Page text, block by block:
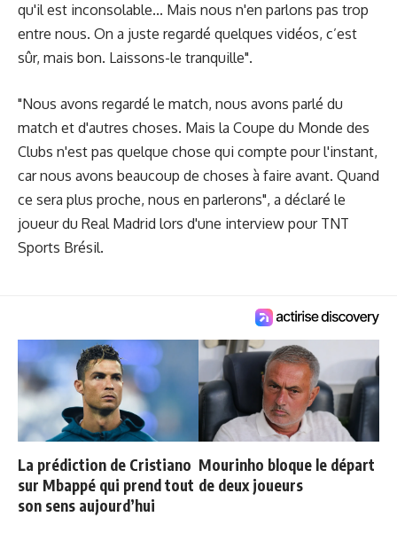
qu'il est inconsolable... Mais nous n'en parlons pas trop
entre nous. On a juste regardé quelques vidéos, c’est
sûr, mais bon. Laissons-le tranquille".
"Nous avons regardé le match, nous avons parlé du
match et d'autres choses. Mais la Coupe du Monde des
Clubs n'est pas quelque chose qui compte pour l'instant,
car nous avons beaucoup de choses à faire avant. Quand
ce sera plus proche, nous en parlerons", a déclaré le
joueur du Real Madrid lors d'une interview pour TNT
Sports Brésil.
La prédiction de Cristiano
sur Mbappé qui prend tout
son sens aujourd’hui
Mourinho bloque le départ
de deux joueurs